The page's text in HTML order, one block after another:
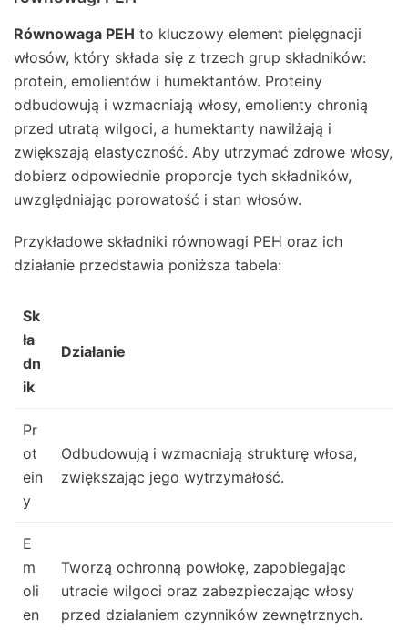
Równowaga PEH to kluczowy element pielęgnacji
włosów, który składa się z trzech grup składników:
protein, emolientów i humektantów. Proteiny
odbudowują i wzmacniają włosy, emolienty chronią
przed utratą wilgoci, a humektanty nawilżają i
zwiększają elastyczność. Aby utrzymać zdrowe włosy,
dobierz odpowiednie proporcje tych składników,
uwzględniając porowatość i stan włosów.
Przykładowe składniki równowagi PEH oraz ich
działanie przedstawia poniższa tabela:
Sk
ła
dn
ik
Działanie
Pr
ot
ein
y
Odbudowują i wzmacniają strukturę włosa,
zwiększając jego wytrzymałość.
E
m
oli
en
Tworzą ochronną powłokę, zapobiegając
utracie wilgoci oraz zabezpieczając włosy
przed działaniem czynników zewnętrznych.